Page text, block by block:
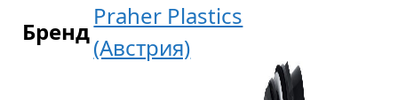
Бренд
Praher Plastics
(Австрия)